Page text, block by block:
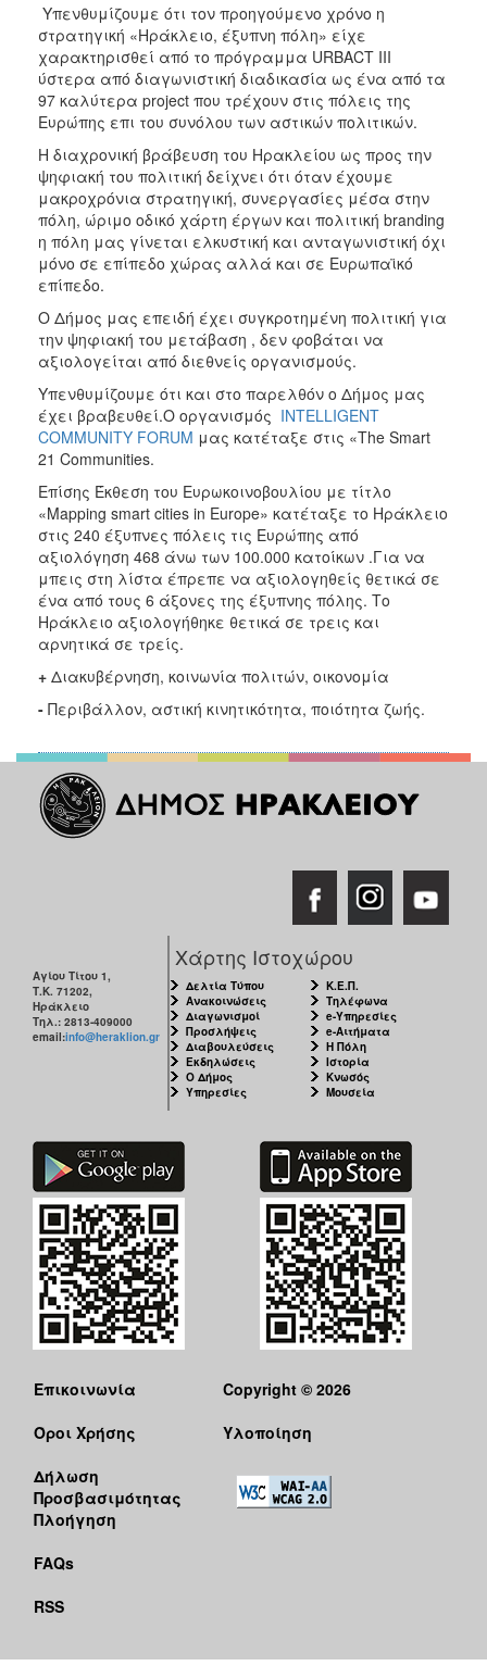
Υπενθυμίζουμε ότι τον προηγούμενο χρόνο η
στρατηγική «Ηράκλειο, έξυπνη πόλη» είχε
χαρακτηρισθεί από το πρόγραμμα URBACT III
ύστερα από διαγωνιστική διαδικασία ως ένα από τα
97 καλύτερα project που τρέχουν στις πόλεις της
Ευρώπης επι του συνόλου των αστικών πολιτικών.
Η διαχρονική βράβευση του Ηρακλείου ως προς την
ψηφιακή του πολιτική δείχνει ότι όταν έχουμε
μακροχρόνια στρατηγική, συνεργασίες μέσα στην
πόλη, ώριμο οδικό χάρτη έργων και πολιτική branding
η πόλη μας γίνεται ελκυστική και ανταγωνιστική όχι
μόνο σε επίπεδο χώρας αλλά και σε Ευρωπαϊκό
επίπεδο.
Ο Δήμος μας επειδή έχει συγκροτημένη πολιτική για
την ψηφιακή του μετάβαση , δεν φοβάται να
αξιολογείται από διεθνείς οργανισμούς.
Υπενθυμίζουμε ότι και στο παρελθόν ο Δήμος μας
έχει βραβευθεί.Ο οργανισμός INTELLIGENT
COMMUNITY FORUM μας κατέταξε στις «The Smart
21 Communities.
Επίσης Έκθεση του Ευρωκοινοβουλίου με τίτλο
«Mapping smart cities in Europe» κατέταξε το Ηράκλειο
στις 240 έξυπνες πόλεις τις Ευρώπης από
αξιολόγηση 468 άνω των 100.000 κατοίκων .Για να
μπεις στη λίστα έπρεπε να αξιολογηθείς θετικά σε
ένα από τους 6 άξονες της έξυπνης πόλης. Το
Ηράκλειο αξιολογήθηκε θετικά σε τρεις και
αρνητικά σε τρείς.
+ Διακυβέρνηση, κοινωνία πολιτών, οικονομία
- Περιβάλλον, αστική κινητικότητα, ποιότητα ζωής.
Αγίου Τίτου 1,
Τ.Κ. 71202,
Ηράκλειο
Τηλ.: 2813-409000
email:info@heraklion.gr
Χάρτης Ιστοχώρου
Δελτία Τύπου
Ανακοινώσεις
Διαγωνισμοί
Προσλήψεις
Διαβουλεύσεις
Εκδηλώσεις
Ο Δήμος
Υπηρεσίες
Κ.Ε.Π.
Τηλέφωνα
e-Υπηρεσίες
e-Αιτήματα
Η Πόλη
Ιστορία
Κνωσός
Μουσεία
Επικοινωνία
Όροι Χρήσης
Δήλωση
Προσβασιμότητας
Πλοήγηση
FAQs
RSS
Copyright © 2026
Υλοποίηση